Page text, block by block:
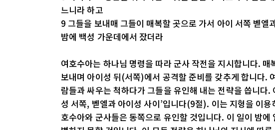
느니라 하고
9 그들을 보내매 그들이 매복할 곳으로 가서 아이 서쪽 벧엘
밤에 백성 가운데에서 잤더라
여호수아는 하나님 명령을 따라 군사 작전을 지시합니다.
보내며 아이성 뒤(서쪽)에서 공격할 준비를 갖추게 합니다.
람들과 싸우는 척하다가 그들을 유인해 내는 전략을 씁니다.
성 서쪽, 벧엘과 아이성 사이’입니다(9절). 이는 지형을 이
호수아와 군사들은 동쪽으로 유인할 것입니다. 이 일이 밤